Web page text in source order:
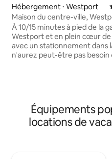
Hébergement ⋅ Westport
Maison du centre-ville,
À 10/15 minutes à pied de la
Westport et en plein cœur
avec un stationnement dans
n'aurez peut-être pas besoin
achevée en janvier 2017.
est situé à proximité
artistiques et culturelles, de
et d'établissements de
Équipements
locations de